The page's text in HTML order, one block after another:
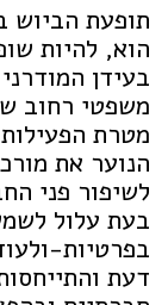
תופעת הביוש
הוא, להיות
בעידן
משפטי רחוב
מטרת הפעילות
הנוער את
לשיפור פני
בעת עלול
בפרטיות-
דעת